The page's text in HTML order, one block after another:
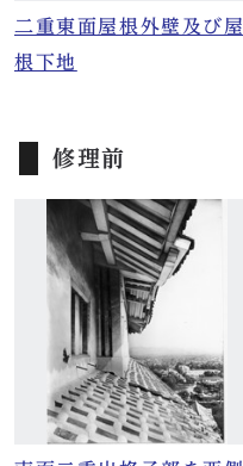
二重東面屋根外壁及び屋
根下地
修理前